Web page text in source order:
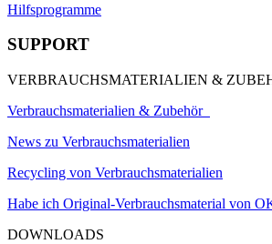
Hilfsprogramme
SUPPORT
VERBRAUCHSMATERIALIEN &
Verbrauchsmaterialien & Zubehör
News zu Verbrauchsmaterialien
Recycling von Verbrauchsmaterialien
Habe ich Original-Verbrauchsmaterial von
DOWNLOADS